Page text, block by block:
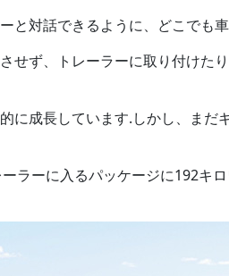
と対話できるように、どこでも
せず、トレーラーに取り付け
成長しています.しかし、まだ
ラーに入るパッケージに192